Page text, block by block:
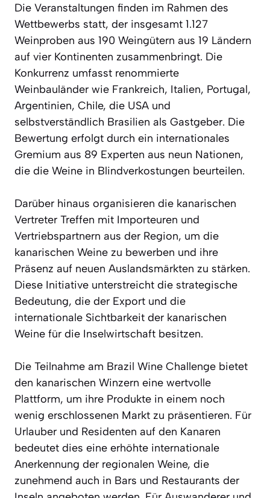
Die Veranstaltungen finden im Rahmen des
Wettbewerbs statt, der insgesamt 1.127
Weinproben aus 190 Weingütern aus 19 Ländern
auf vier Kontinenten zusammenbringt. Die
Konkurrenz umfasst renommierte
Weinbauländer wie Frankreich, Italien, Portugal,
Argentinien, Chile, die USA und
selbstverständlich Brasilien als Gastgeber. Die
Bewertung erfolgt durch ein internationales
Gremium aus 89 Experten aus neun Nationen,
die die Weine in Blindverkostungen beurteilen.
Darüber hinaus organisieren die kanarischen
Vertreter Treffen mit Importeuren und
Vertriebspartnern aus der Region, um die
kanarischen Weine zu bewerben und ihre
Präsenz auf neuen Auslandsmärkten zu stärken.
Diese Initiative unterstreicht die strategische
Bedeutung, die der Export und die
internationale Sichtbarkeit der kanarischen
Weine für die Inselwirtschaft besitzen.
Die Teilnahme am Brazil Wine Challenge bietet
den kanarischen Winzern eine wertvolle
Plattform, um ihre Produkte in einem noch
wenig erschlossenen Markt zu präsentieren. Für
Urlauber und Residenten auf den Kanaren
bedeutet dies eine erhöhte internationale
Anerkennung der regionalen Weine, die
zunehmend auch in Bars und Restaurants der